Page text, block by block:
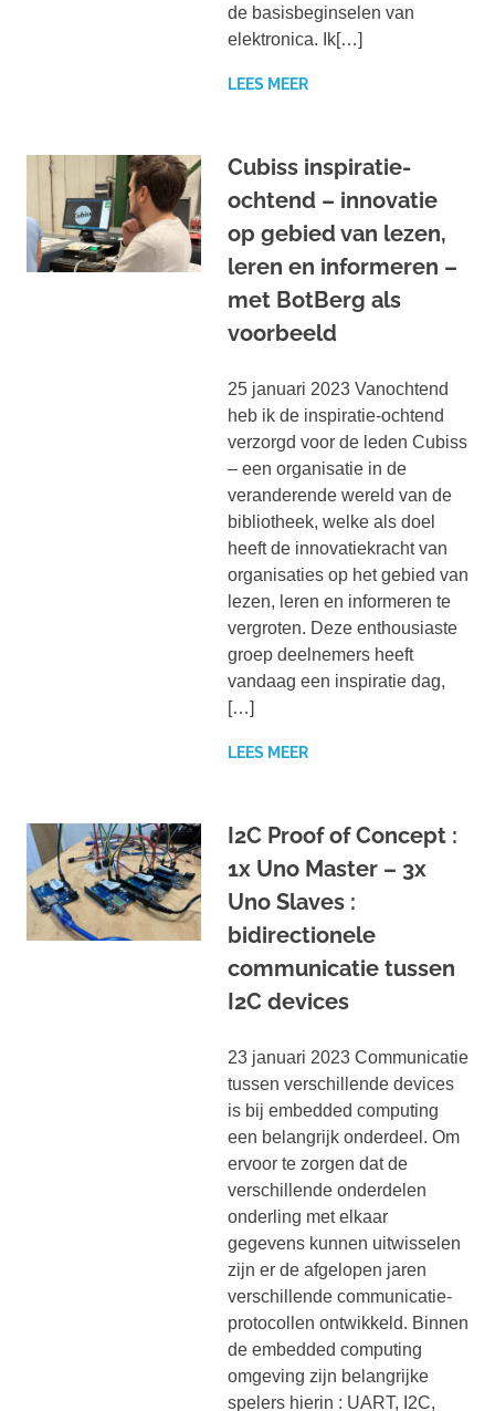
de basisbeginselen van
elektronica. Ik[…]
LEES MEER
Cubiss inspiratie-
ochtend – innovatie
op gebied van lezen,
leren en informeren –
met BotBerg als
voorbeeld
25 januari 2023 Vanochtend
heb ik de inspiratie-ochtend
verzorgd voor de leden Cubiss
– een organisatie in de
veranderende wereld van de
bibliotheek, welke als doel
heeft de innovatiekracht van
organisaties op het gebied van
lezen, leren en informeren te
vergroten. Deze enthousiaste
groep deelnemers heeft
vandaag een inspiratie dag,
[…]
LEES MEER
I2C Proof of Concept :
1x Uno Master – 3x
Uno Slaves :
bidirectionele
communicatie tussen
I2C devices
23 januari 2023 Communicatie
tussen verschillende devices
is bij embedded computing
een belangrijk onderdeel. Om
ervoor te zorgen dat de
verschillende onderdelen
onderling met elkaar
gegevens kunnen uitwisselen
zijn er de afgelopen jaren
verschillende communicatie-
protocollen ontwikkeld. Binnen
de embedded computing
omgeving zijn belangrijke
spelers hierin : UART, I2C,